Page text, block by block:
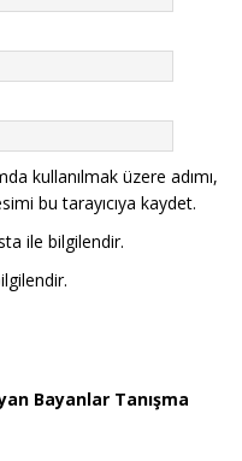
kullanılmak üzere adımı,
bu tarayıcıya kaydet.
ile bilgilendir.
Bayanlar Tanışma